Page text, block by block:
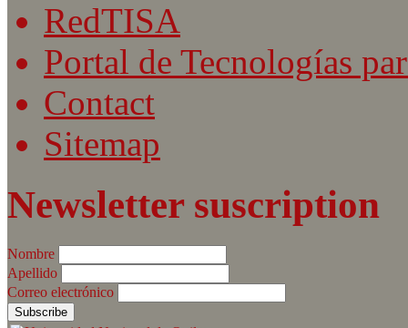
RedTISA
Portal de Tecnologías
Contact
Sitemap
Newsletter suscription
Nombre
Apellido
Correo electrónico